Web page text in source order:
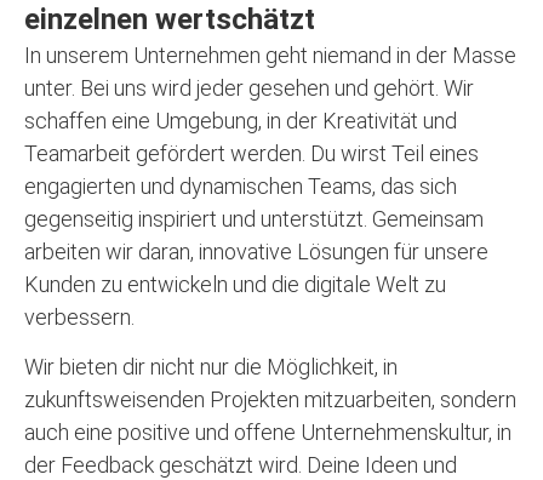
einzelnen wertschätzt​
In unserem Unternehmen geht niemand in der Masse
unter. Bei uns wird jeder gesehen und gehört. Wir
schaffen eine Umgebung, in der Kreativität und
Teamarbeit gefördert werden. Du wirst Teil eines
engagierten und dynamischen Teams, das sich
gegenseitig inspiriert und unterstützt. Gemeinsam
arbeiten wir daran, innovative Lösungen für unsere
Kunden zu entwickeln und die digitale Welt zu
verbessern.
Wir bieten dir nicht nur die Möglichkeit, in
zukunftsweisenden Projekten mitzuarbeiten, sondern
auch eine positive und offene Unternehmenskultur, in
der Feedback geschätzt wird. Deine Ideen und